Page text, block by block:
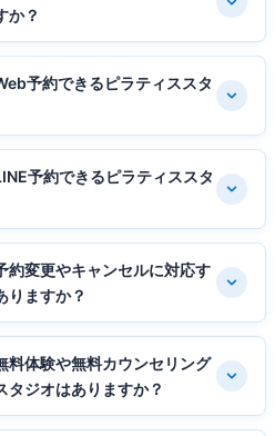
か？
予約できるピラティススタ
予約できるピラティススタ
約変更やキャンセルに対応す
りますか？
料体験や無料カウンセリング
タジオはありますか？